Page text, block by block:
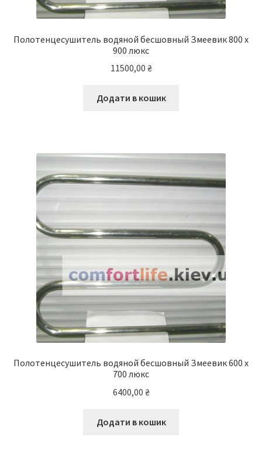
Полотенцесушитель водяной бесшовный Змеевик 800 х
900 люкс
11500,00 ₴
Додати в кошик
Полотенцесушитель водяной бесшовный Змеевик 600 х
700 люкс
6400,00 ₴
Додати в кошик